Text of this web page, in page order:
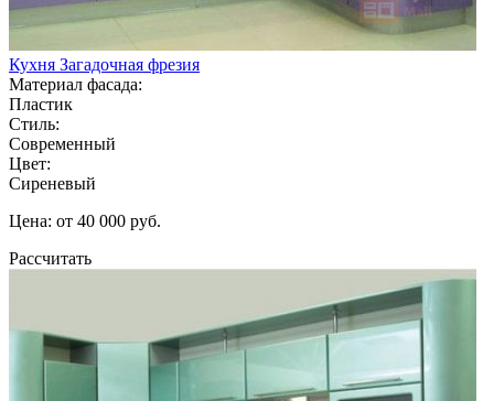
Кухня Загадочная фрезия
Материал фасада:
Пластик
Стиль:
Современный
Цвет:
Сиреневый
Цена: от 40 000 руб.
Рассчитать